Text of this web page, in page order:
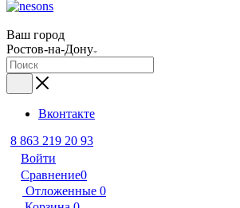
Ваш город
Ростов-на-Дону
Вконтакте
8 863 219 20 93
Войти
Сравнение0
Отложенные 0